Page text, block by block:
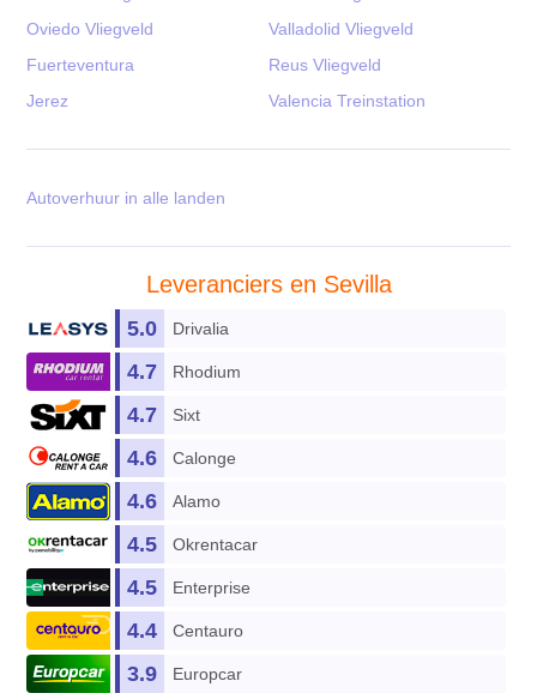
Oviedo Vliegveld
Valladolid Vliegveld
Fuerteventura
Reus Vliegveld
Jerez
Valencia Treinstation
Autoverhuur in alle landen
Leveranciers en Sevilla
Drivalia
5.0
Rhodium
4.7
Sixt
4.7
Calonge
4.6
Alamo
4.6
Okrentacar
4.5
Enterprise
4.5
Centauro
4.4
Europcar
3.9